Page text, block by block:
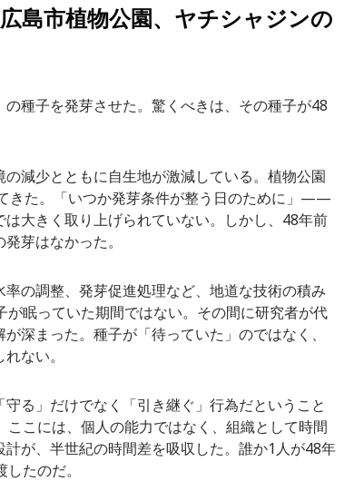
市植物公園、ヤチシャジンの
種子を発芽させた。驚くべきは、その種子が48
減少とともに自生地が激減している。植物公園
きた。「いつか発芽条件が整う日のために」——
大きく取り上げられていない。しかし、48年前
芽はなかった。
の調整、発芽促進処理など、地道な技術の積み
眠っていた期間ではない。その間に研究者が代
深まった。種子が「待っていた」のではなく、
ない。
る」だけでなく「引き継ぐ」行為だということ
こには、個人の能力ではなく、組織として時間
が、半世紀の時間差を吸収した。誰か1人が48年
たのだ。